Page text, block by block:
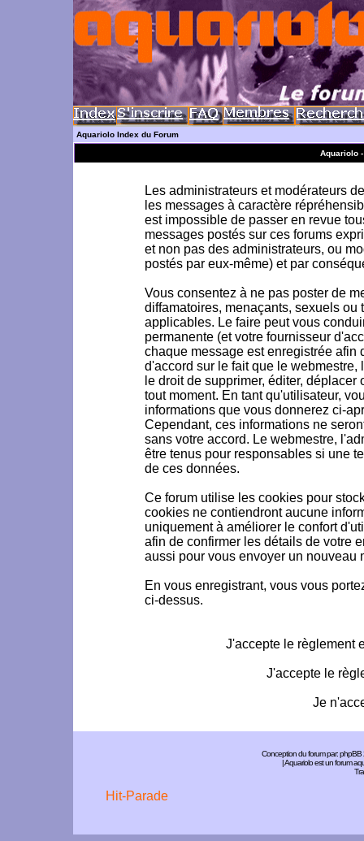
Aquariolo Index du Forum
Aquariolo
Les administrateurs et modérateurs
les messages à caractère
est impossible de passer en revue
messages postés sur ces forums
et non pas des administrateurs, ou
postés par eux-même) et par
Vous consentez à ne pas poster de
diffamatoires, menaçants, sexuels
applicables. Le faire peut vous
permanente (et votre fournisseur
chaque message est enregistrée afin
d'accord sur le fait que le
le droit de supprimer, éditer,
tout moment. En tant qu'utilisateur,
informations que vous donnerez ci-
Cependant, ces informations ne
sans votre accord. Le webmestre,
être tenus pour responsables si une
de ces données.
Ce forum utilise les cookies pour
cookies ne contiendront aucune
uniquement à améliorer le confort
afin de confirmer les détails de votre
aussi pour vous envoyer un nouveau
En vous enregistrant, vous vous
ci-dessus.
J'accepte le règlement
J'accepte le
Je
Conception du forum par:phpBB
| Aquariolo est un forum